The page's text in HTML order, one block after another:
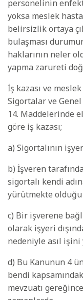
personelinin
yoksa meslek
belirsizlik ortaya
bulaşması
haklarının neler
yapma zarureti
İş kazası ve meslek
Sigortalar ve Genel
14. Maddelerinde
göre iş kazası;
a) Sigortalının
b) İşveren
sigortalı kendi
yürütmekte
c) Bir işverene
olarak işyeri
nedeniyle asıl işini
d) Bu Kanunun 4
bendi
mevzuatı